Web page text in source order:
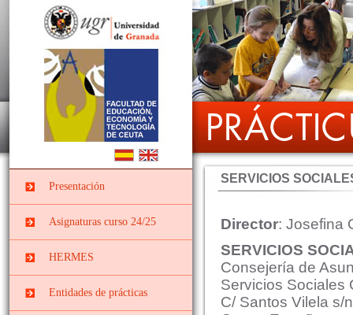
Presentación
Asignaturas curso 24/25
PRÁCTICUM I DEL
GRADO EN
EDUCACIÓN INFANTIL
PII-Grado Ed.Infantil[4º]
HERMES
Entidades de prácticas
SERVICIOS
Director: Josefina
SERVICIOS
Consejería de
Servicios Sociales
C/ Santos Vilela s/